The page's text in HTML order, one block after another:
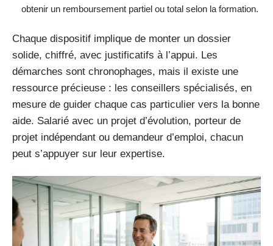
obtenir un remboursement partiel ou total selon la formation.
Chaque dispositif implique de monter un dossier
solide, chiffré, avec justificatifs à l’appui. Les
démarches sont chronophages, mais il existe une
ressource précieuse : les conseillers spécialisés, en
mesure de guider chaque cas particulier vers la bonne
aide. Salarié avec un projet d’évolution, porteur de
projet indépendant ou demandeur d’emploi, chacun
peut s’appuyer sur leur expertise.